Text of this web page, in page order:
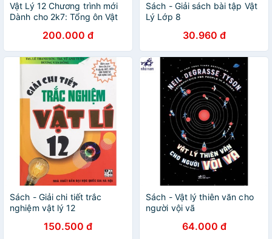
Vật Lý 12 Chương trình mới
Dành cho 2k7: Tổng ôn Vật
Moonbook200.000 đ
Sách - Giải sách bài tập Vật
Lý Lớp 8
30.960 đ
Sách - Giải chi tiết trắc
nghiệm vật lý 12
150.500 đ
Sách - Vật lý thiên văn cho
người vội vã
64.000 đ